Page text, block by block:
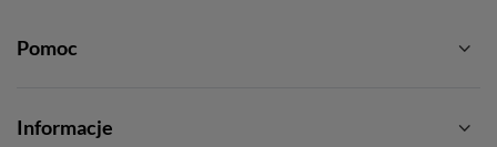
Pomoc
Informacje